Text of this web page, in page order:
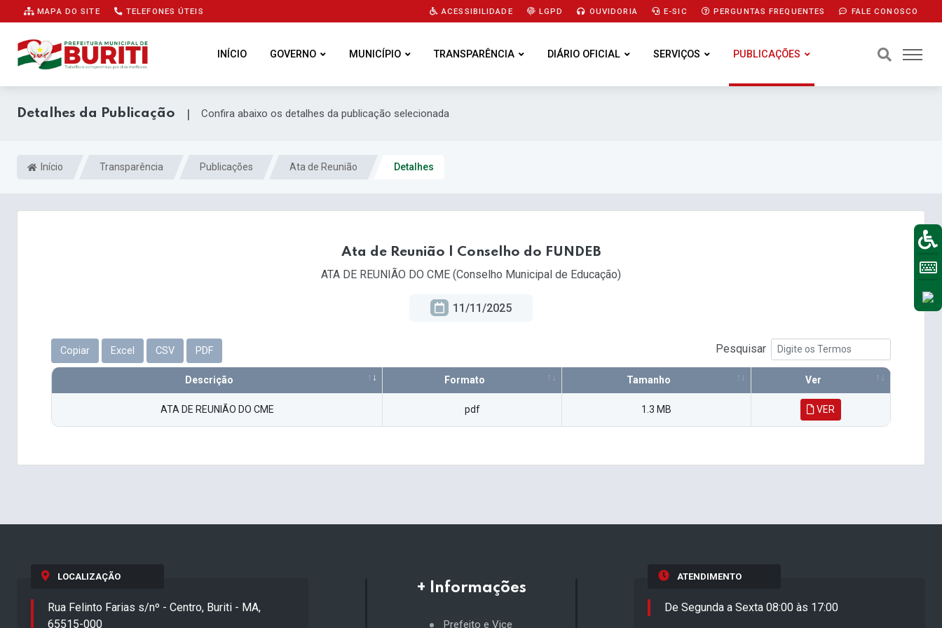
MAPA DO SITE TELEFONES ÚTEIS ACESSIBILIDADE LGPD OUVIDORIA E-SIC PERGUNTAS FREQUENTES FALE CONOSCO
INÍCIO GOVERNO MUNICÍPIO TRANSPARÊNCIA DIÁRIO OFICIAL SERVIÇOS PUBLICAÇÕES
Detalhes da Publicação | Confira abaixo os detalhes da publicação selecionada
Início Transparência Publicações Ata de Reunião Detalhes
Ata de Reunião | Conselho do FUNDEB
ATA DE REUNIÃO DO CME (Conselho Municipal de Educação)
11/11/2025
Copiar Excel CSV PDF Pesquisar
Descrição Formato Tamanho Ver
ATA DE REUNIÃO DO CME pdf 1.3 MB VER
LOCALIZAÇÃO
Rua Felinto Farias s/nº - Centro, Buriti - MA,
65515-000
+ Informações
Prefeito e Vice
ATENDIMENTO
De Segunda a Sexta 08:00 às 17:00